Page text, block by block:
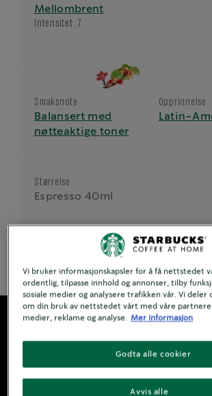
Mellombrent
Intensitet : 7
Smaksnote
Balansert med
nøtteaktige toner
Opprinnelse
Latin-
Størrelse
Espresso 40ml
See Ingredienser
Vi bruker informasjonskapsler for å få nettstedet
ordentlig, tilpasse innhold og annonser, tilby
sosiale medier og analysere trafikken vår. Vi deler
om din bruk av nettstedet vårt med våre partnere
medier, reklame og analyse.
Mer informasjon
Avvis alle
Godta alle cookier